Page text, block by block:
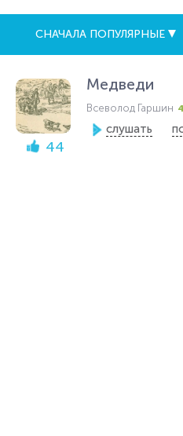
СНАЧАЛА ПОПУЛЯРНЫЕ
44
Медведи
Всеволод Гаршин
слушать